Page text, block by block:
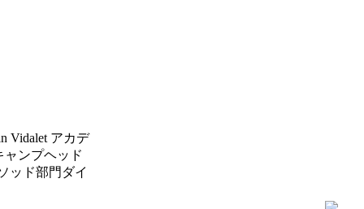
Vidalet アカデ
ャンプヘッド
ッド部門ダイ